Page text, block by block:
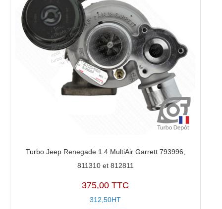
Turbo Jeep Renegade 1.4 MultiAir Garrett 793996,
811310 et 812811
375,00 TTC
312,50HT